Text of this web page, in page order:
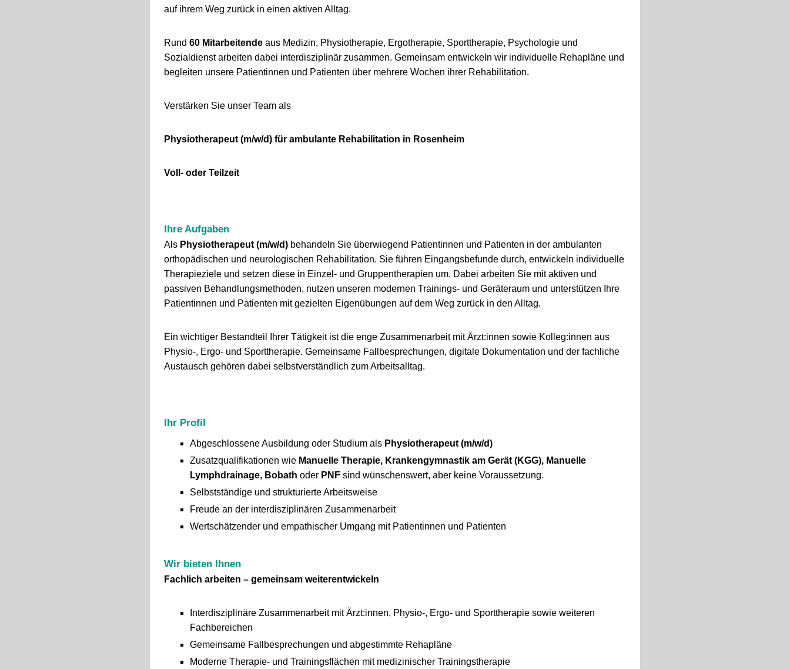
auf ihrem Weg zurück in einen aktiven Alltag.
Rund 60 Mitarbeitende aus Medizin, Physiotherapie, Ergotherapie, Sporttherapie, Psychologie und
Sozialdienst arbeiten dabei interdisziplinär zusammen. Gemeinsam entwickeln wir individuelle Rehapläne und
begleiten unsere Patientinnen und Patienten über mehrere Wochen ihrer Rehabilitation.
Verstärken Sie unser Team als
Physiotherapeut (m/w/d) für ambulante Rehabilitation in Rosenheim
Voll- oder Teilzeit
Ihre Aufgaben
Als Physiotherapeut (m/w/d) behandeln Sie überwiegend Patientinnen und Patienten in der ambulanten
orthopädischen und neurologischen Rehabilitation. Sie führen Eingangsbefunde durch, entwickeln individuelle
Therapieziele und setzen diese in Einzel- und Gruppentherapien um. Dabei arbeiten Sie mit aktiven und
passiven Behandlungsmethoden, nutzen unseren modernen Trainings- und Geräteraum und unterstützen Ihre
Patientinnen und Patienten mit gezielten Eigenübungen auf dem Weg zurück in den Alltag.
Ein wichtiger Bestandteil Ihrer Tätigkeit ist die enge Zusammenarbeit mit Ärzt:innen sowie Kolleg:innen aus
Physio-, Ergo- und Sporttherapie. Gemeinsame Fallbesprechungen, digitale Dokumentation und der fachliche
Austausch gehören dabei selbstverständlich zum Arbeitsalltag.
Ihr Profil
Abgeschlossene Ausbildung oder Studium als Physiotherapeut (m/w/d)
Zusatzqualifikationen wie Manuelle Therapie, Krankengymnastik am Gerät (KGG), Manuelle
Lymphdrainage, Bobath oder PNFsind wünschenswert, aber keine Voraussetzung.
Selbstständige und strukturierte Arbeitsweise
Freude an der interdisziplinären Zusammenarbeit
Wertschätzender und empathischer Umgang mit Patientinnen und Patienten
Wir bieten Ihnen
Fachlich arbeiten – gemeinsam weiterentwickeln
Interdisziplinäre Zusammenarbeit mit Ärzt:innen, Physio-, Ergo- und Sporttherapie sowie weiteren
Fachbereichen
Gemeinsame Fallbesprechungen und abgestimmte Rehapläne
Moderne Therapie- und Trainingsflächen mit medizinischer Trainingstherapie